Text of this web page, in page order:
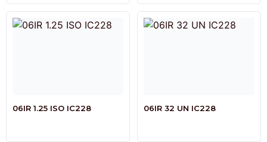
06IR 1.25 ISO IC228 06IR 32 UN IC228